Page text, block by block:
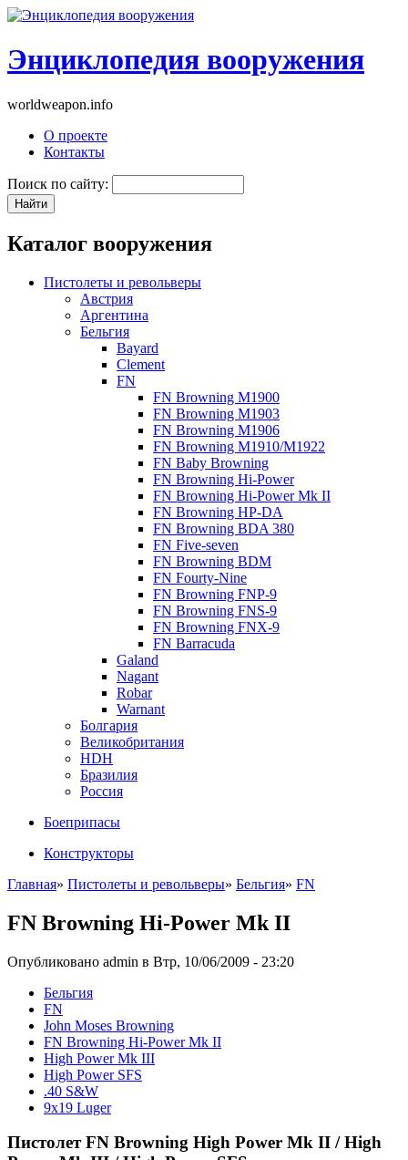
Энциклопедия вооружения
worldweapon.info
О проекте
Контакты
Поиск по сайту:
Каталог вооружения
Пистолеты и револьверы
Австрия
Аргентина
Бельгия
Bayard
Clement
FN
FN Browning M1900
FN Browning M1903
FN Browning M1906
FN Browning M1910/M1922
FN Baby Browning
FN Browning Hi-Power
FN Browning Hi-Power Mk II
FN Browning HP-DA
FN Browning BDA 380
FN Five-seven
FN Browning BDM
FN Fourty-Nine
FN Browning FNP-9
FN Browning FNS-9
FN Browning FNX-9
FN Barracuda
Galand
Nagant
Robar
Warnant
Болгария
Великобритания
HDH
Бразилия
Россия
Боеприпасы
Конструкторы
Главная» Пистолеты и револьверы» Бельгия» FN
FN Browning Hi-Power Mk II
Опубликовано admin в Втр, 10/06/2009 - 23:20
Бельгия
FN
John Moses Browning
FN Browning Hi-Power Mk II
High Power Mk III
High Power SFS
.40 S&W
9x19 Luger
Пистолет FN Browning High Power Mk II / High